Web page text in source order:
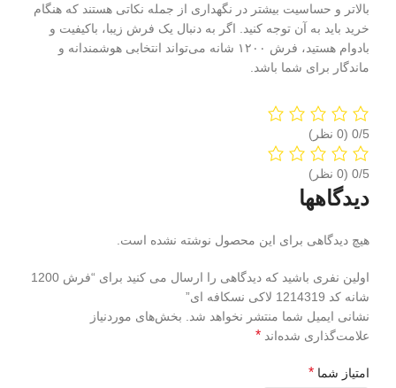
بالاتر و حساسیت بیشتر در نگهداری از جمله نکاتی هستند که هنگام
خرید باید به آن توجه کنید. اگر به دنبال یک فرش زیبا، باکیفیت و
بادوام هستید، فرش ۱۲۰۰ شانه می‌تواند انتخابی هوشمندانه و
ماندگار برای شما باشد.
‫0/5
‫0/5
دیدگاهها
هیچ دیدگاهی برای این محصول نوشته نشده است.
اولین نفری باشید که دیدگاهی را ارسال می کنید برای “فرش 1200
شانه کد 1214319 لاکی نسکافه ای”
نشانی ایمیل شما منتشر نخواهد شد. بخش‌های موردنیاز
علامت‌گذاری شده‌اند *
امتیاز شما *